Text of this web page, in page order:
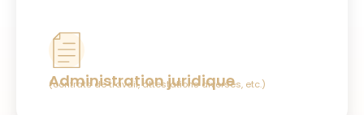
Administration juridique
(contrats de travail, attestations diverses, etc.)